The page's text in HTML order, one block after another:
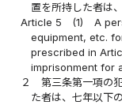
置を所持した者は
Article 5
(1)
A
equipment, etc.
prescribed in
imprisonment for
２
第三条第一項の
た者は、七年以下